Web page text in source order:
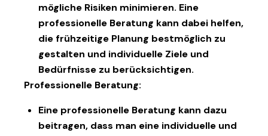
mögliche Risiken minimieren. Eine
professionelle Beratung kann dabei helfen,
die frühzeitige Planung bestmöglich zu
gestalten und individuelle Ziele und
Bedürfnisse zu berücksichtigen.
Professionelle Beratung:
Eine professionelle Beratung kann dazu
beitragen, dass man eine individuelle und